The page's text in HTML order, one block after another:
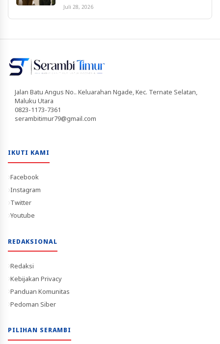
Juli 28, 2026
Jalan Batu Angus No.. Keluarahan Ngade, Kec. Ternate Selatan,
Maluku Utara
0823-1173-7361
serambitimur79@gmail.com
IKUTI KAMI
Facebook
Instagram
Twitter
Youtube
REDAKSIONAL
Redaksi
Kebijakan Privacy
Panduan Komunitas
Pedoman Siber
PILIHAN SERAMBI